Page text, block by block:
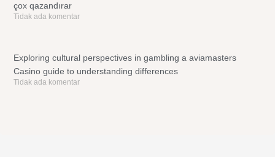
çox qazandırar
Tidak ada komentar
Exploring cultural perspectives in gambling a aviamasters
Casino guide to understanding differences
Tidak ada komentar